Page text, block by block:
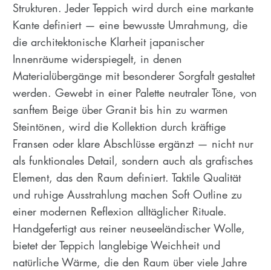
Strukturen. Jeder Teppich wird durch eine markante
Kante definiert — eine bewusste Umrahmung, die
die architektonische Klarheit japanischer
Innenräume widerspiegelt, in denen
Materialübergänge mit besonderer Sorgfalt gestaltet
werden. Gewebt in einer Palette neutraler Töne, von
sanftem Beige über Granit bis hin zu warmen
Steintönen, wird die Kollektion durch kräftige
Fransen oder klare Abschlüsse ergänzt — nicht nur
als funktionales Detail, sondern auch als grafisches
Element, das den Raum definiert. Taktile Qualität
und ruhige Ausstrahlung machen Soft Outline zu
einer modernen Reflexion alltäglicher Rituale.
Handgefertigt aus reiner neuseeländischer Wolle,
bietet der Teppich langlebige Weichheit und
natürliche Wärme, die den Raum über viele Jahre